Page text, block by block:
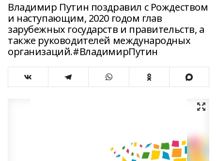
Владимир Путин поздравил с Рождеством
и наступающим, 2020 годом глав
зарубежных государств и правительств, а
также руководителей международных
организаций.#ВладимирПутин